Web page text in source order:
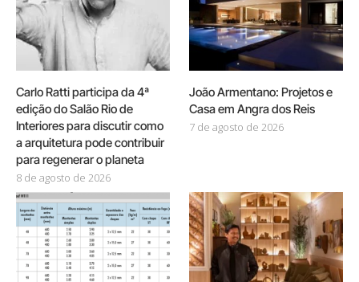
Carlo Ratti participa da 4ª
edição do Salão Rio de
Interiores para discutir como
a arquitetura pode contribuir
para regenerar o planeta
8 de agosto de 2026
João Armentano: Projetos e
Casa em Angra dos Reis
7 de agosto de 2026